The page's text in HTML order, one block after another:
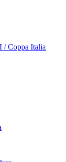
/ Coppa Italia